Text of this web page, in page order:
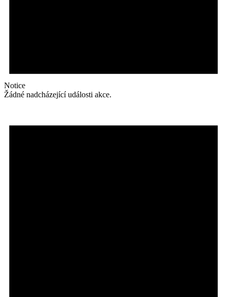
Notice
Žádné nadcházející události akce.